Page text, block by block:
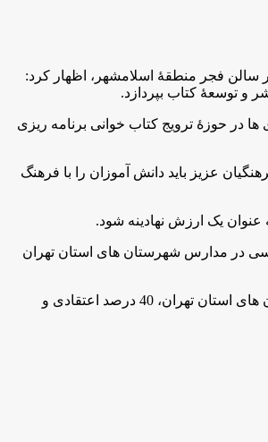
سالن فجر منطقۀ اسلامشهر، اظهار كرد:
و توسعۀ کتاب بپردازد.
در حوزۀ ترویج کتاب خوانی برنامه ریزی
عزیز بايد دانش آموزان را با فرهنگ
عنوان یک ارزش نهادینه شود.
و 556 هزار کلاس درس در مقطع ابتدایی در شهرستان های استان تهران وجود دارد، گفت: 5 هزار و صد و 89 کتابخانۀ کلاسی در مدارس شهرستان های استان تهران
وي پیرامون فراوانی موضوعات کتاب در کتابخانه های مدارس شهرستان های استان تهران افزود: از تعداد کتب موجود در کتابخانه های کلاسی در مدارس شهرستان های استان تهران، 40 درصد اعتقادی و